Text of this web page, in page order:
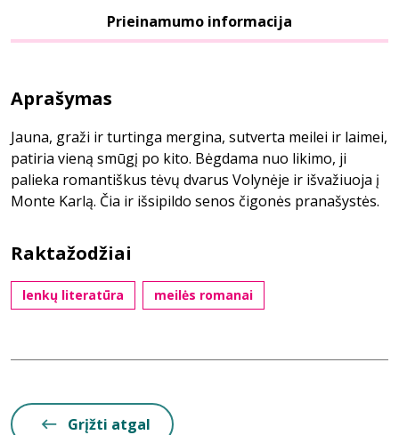
Prieinamumo informacija
Aprašymas
Jauna, graži ir turtinga mergina, sutverta meilei ir laimei,
patiria vieną smūgį po kito. Bėgdama nuo likimo, ji
palieka romantiškus tėvų dvarus Volynėje ir išvažiuoja į
Monte Karlą. Čia ir išsipildo senos čigonės pranašystės.
Raktažodžiai
lenkų literatūra meilės romanai
Grįžti atgal